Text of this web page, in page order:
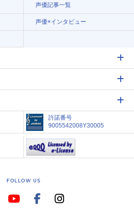
声優記事一覧
声優×インタビュー
許諾番号
9005542008Y30005
FOLLOW US